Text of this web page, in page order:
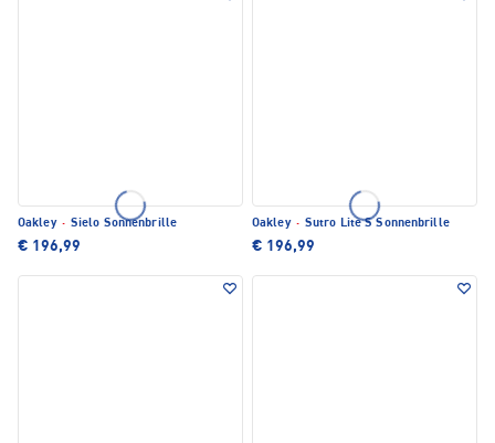
Oakley · Sielo Sonnenbrille
€ 196,99
Oakley · Sutro Lite S Sonnenbrille
€ 196,99